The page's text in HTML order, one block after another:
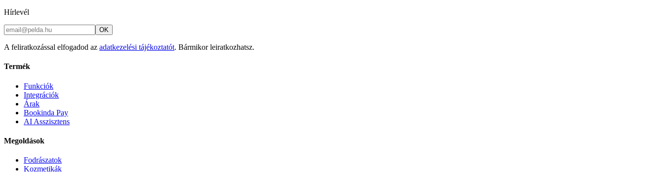
Hírlevél
OK
A feliratkozással elfogadod az adatkezelési tájékoztatót. Bármikor leiratkozhatsz.
Termék
Funkciók
Integrációk
Árak
Bookinda Pay
AI Asszisztens
Megoldások
Fodrászatok
Kozmetikák